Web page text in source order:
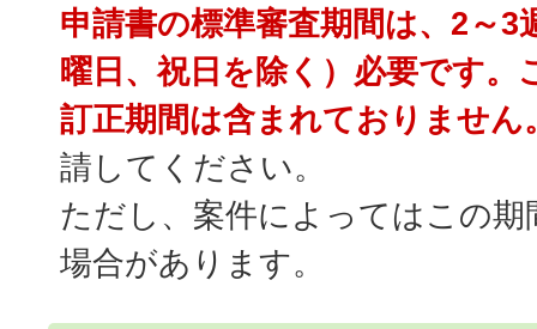
申請書の標準審査期間は、2～3
曜日、祝日を除く）必要です。
訂正期間は含まれておりません
請してください。
ただし、案件によってはこの
場合があります。